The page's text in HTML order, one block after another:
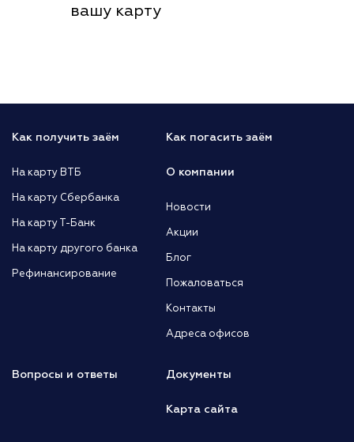
вашу карту
Как получить заём
На карту ВТБ
На карту Сбербанка
На карту Т-Банк
На карту другого банка
Рефинансирование
Как погасить заём
О компании
Новости
Акции
Блог
Пожаловаться
Контакты
Адреса офисов
Вопросы и ответы Документы
Карта сайта